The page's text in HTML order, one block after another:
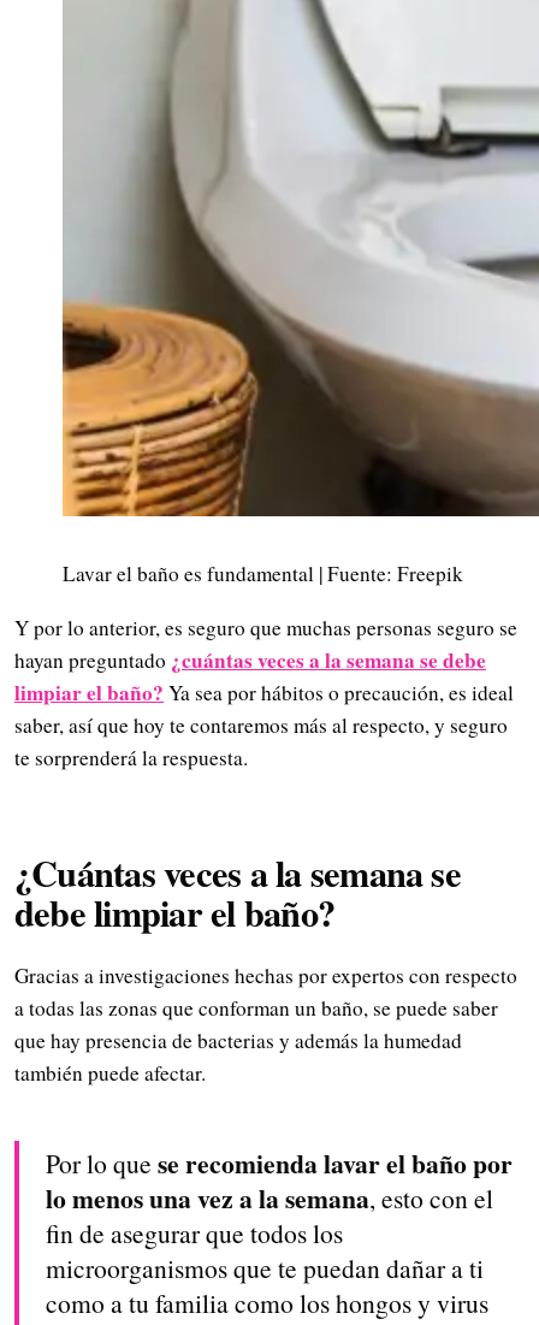
Lavar el baño es fundamental | Fuente: Freepik
Y por lo anterior, es seguro que muchas personas seguro se
hayan preguntado ¿cuántas veces a la semana se debe
limpiar el baño? Ya sea por hábitos o precaución, es ideal
saber, así que hoy te contaremos más al respecto, y seguro
te sorprenderá la respuesta.
¿Cuántas veces a la semana se
debe limpiar el baño?
Gracias a investigaciones hechas por expertos con respecto
a todas las zonas que conforman un baño, se puede saber
que hay presencia de bacterias y además la humedad
también puede afectar.
Por lo que se recomienda lavar el baño por
lo menos una vez a la semana, esto con el
fin de asegurar que todos los
microorganismos que te puedan dañar a ti
como a tu familia como los hongos y virus